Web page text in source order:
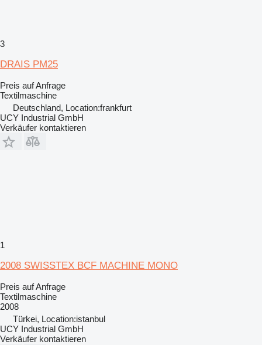
3
DRAIS PM25
Preis auf Anfrage
Textilmaschine
Deutschland, Location:frankfurt
UCY Industrial GmbH
Verkäufer kontaktieren
1
2008 SWISSTEX BCF MACHINE MONO
Preis auf Anfrage
Textilmaschine
2008
Türkei, Location:istanbul
UCY Industrial GmbH
Verkäufer kontaktieren